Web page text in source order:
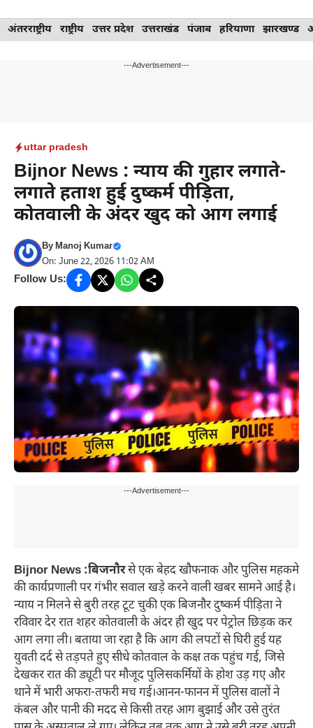
Skip
to
अंतरराष्ट्रीय राष्ट्रीय उत्तर प्रदेश उत्तराखंड पंजाब हरियाणा झारखण्ड
---Advertisement---
uttar pradesh
Bijnor News : न्याय की गुहार लगाते-
लगाते हताश हुई दुष्कर्म पीड़िता,
कोतवाली के अंदर खुद को आग लगाई
ByManoj Kumar
On: June 22, 2026 11:02 AM
Follow Us:
---Advertisement---
Bijnor News :बिजनौरसे एक बेहद खौफनाक और पुलिस महकमे
की कार्यप्रणाली पर गंभीर सवाल खड़े करने वाली खबर सामने आई है।
न्याय न मिलने से बुरी तरह टूट चुकी एक बिजनौर दुष्कर्म पीड़िता ने
रविवार देर रात शहर कोतवाली के अंदर ही खुद पर पेट्रोल छिड़क कर
आग लगा ली। बताया जा रहा है कि आग की लपटों से घिरी हुई यह
युवती दर्द से तड़पते हुए सीधे कोतवाल के कक्ष तक पहुंच गई, जिसे
देखकर रात की ड्यूटी पर मौजूद पुलिसकर्मियों के होश उड़ गए और
थाने में भारी अफरा-तफरी मच गई।आनन-फानन में पुलिस वालों ने
कंबल और पानी की मदद से किसी तरह आग बुझाई और उसे तुरंत